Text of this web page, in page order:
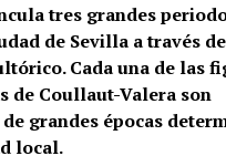
tres grandes
de Sevilla a través
Cada una de las
de Coullaut-Valera son
grandes épocas
local.